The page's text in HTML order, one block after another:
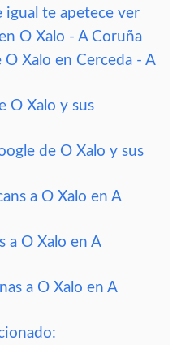
te apetece ver
O Xalo - A Coruña
Xalo en Cerceda - A
O Xalo y sus
de O Xalo y sus
a O Xalo en A
a O Xalo en A
a O Xalo en A